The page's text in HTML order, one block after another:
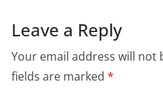
Leave a Reply
Your email address will not
fields are marked *